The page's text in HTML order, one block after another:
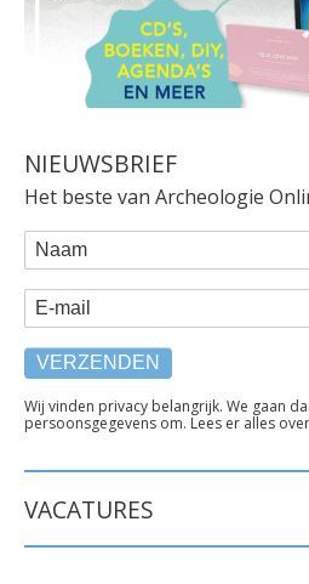
NIEUWSBRIEF
Het beste van Archeologie
WEBFORM
Naam
E-mail
TEKST
ONDER
Wij vinden privacy belangrijk. We gaan
persoonsgegevens om. Lees er alles
VACATURES